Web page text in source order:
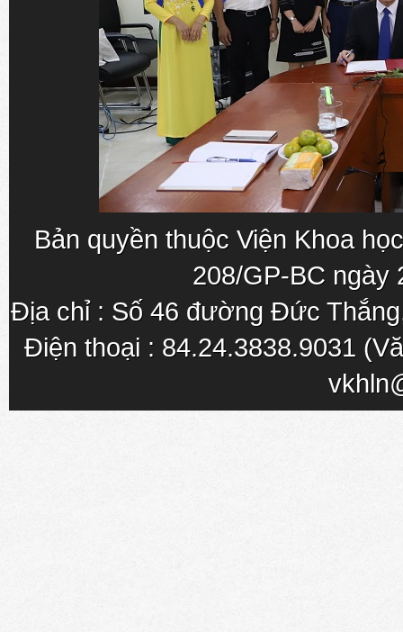
Bản quyền thuộc Viện Khoa
208/GP-BC ngày
Địa chỉ : Số 46 đường Đức
Điện thoại : 84.24.3838.9031